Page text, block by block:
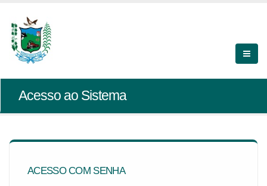
Acesso ao Sistema
ACESSO COM SENHA